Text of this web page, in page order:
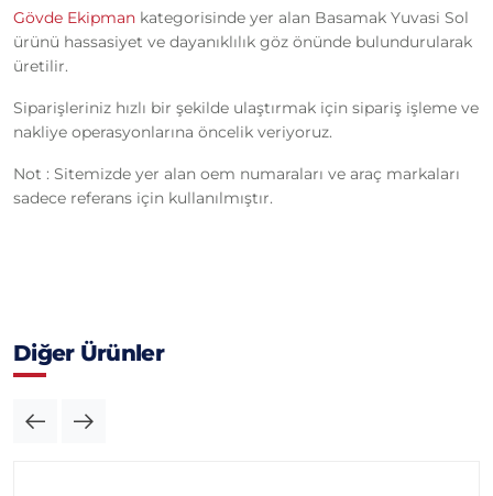
Gövde Ekipman kategorisinde yer alan Basamak Yuvasi Sol
ürünü hassasiyet ve dayanıklılık göz önünde bulundurularak
üretilir.
Siparişleriniz hızlı bir şekilde ulaştırmak için sipariş işleme ve
nakliye operasyonlarına öncelik veriyoruz.
Not : Sitemizde yer alan oem numaraları ve araç markaları
sadece referans için kullanılmıştır.
Diğer Ürünler